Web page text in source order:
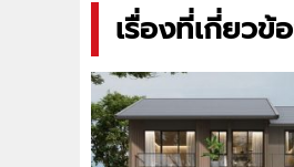
เรื่องที่เกี่ยวข้